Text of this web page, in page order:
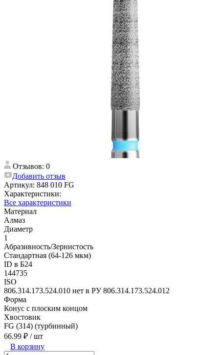
Отзывов: 0
Добавить отзыв
Артикул: 848 010 FG
Характеристики:
Все характеристики
Материал
Алмаз
Диаметр
1
Абразивность/Зернистость
Стандартная (64-126 мкм)
ID в Б24
144735
ISO
806.314.173.524.010 нет в РУ 806.314.173.524.012
Форма
Конус с плоским концом
Хвостовик
FG (314) (турбинный)
66.99 ₽ / шт
В корзину